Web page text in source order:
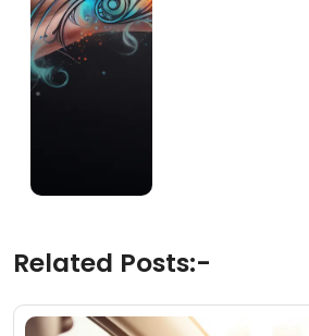
Related Posts:-